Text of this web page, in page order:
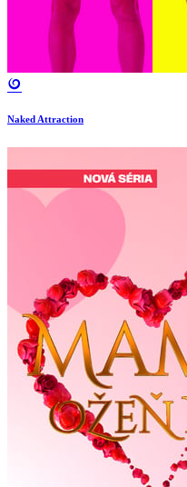
Naked Attraction